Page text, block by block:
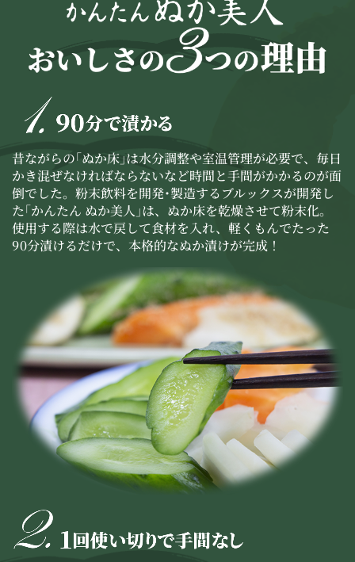
昔ながらの｢ぬか床｣は水分調整や室温管理が必要で、毎日
かき混ぜなければならないなど時間と手間がかかるのが面
倒でした。粉末飲料を開発･製造するブルックスが開発し
た｢かんたん ぬか美人｣は、ぬか床を乾燥させて粉末化。
使用する際は水で戻して食材を入れ、軽くもんでたった
90分漬けるだけで、本格的なぬか漬けが完成！